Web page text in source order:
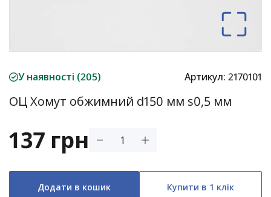
У наявності (205) Артикул: 2170101
ОЦ Хомут обжимний d150 мм s0,5 мм
137 грн
Додати в кошик Купити в 1 клік